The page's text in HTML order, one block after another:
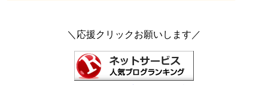
＼応援クリックお願いします／